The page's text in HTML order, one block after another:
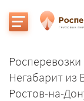
Росперевозки
Негабарит из
Ростов-на-